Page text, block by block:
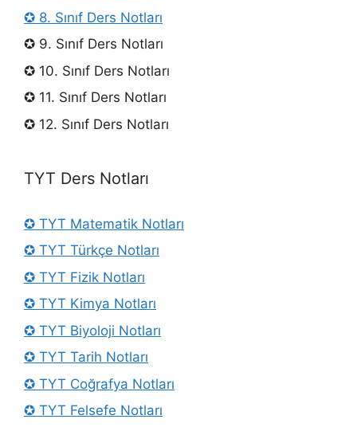
✪ 8. Sınıf Ders Notları
✪ 9. Sınıf Ders Notları
✪ 10. Sınıf Ders Notları
✪ 11. Sınıf Ders Notları
✪ 12. Sınıf Ders Notları
TYT Ders Notları
✪ TYT Matematik Notları
✪ TYT Türkçe Notları
✪ TYT Fizik Notları
✪ TYT Kimya Notları
✪ TYT Biyoloji Notları
✪ TYT Tarih Notları
✪ TYT Coğrafya Notları
✪ TYT Felsefe Notları